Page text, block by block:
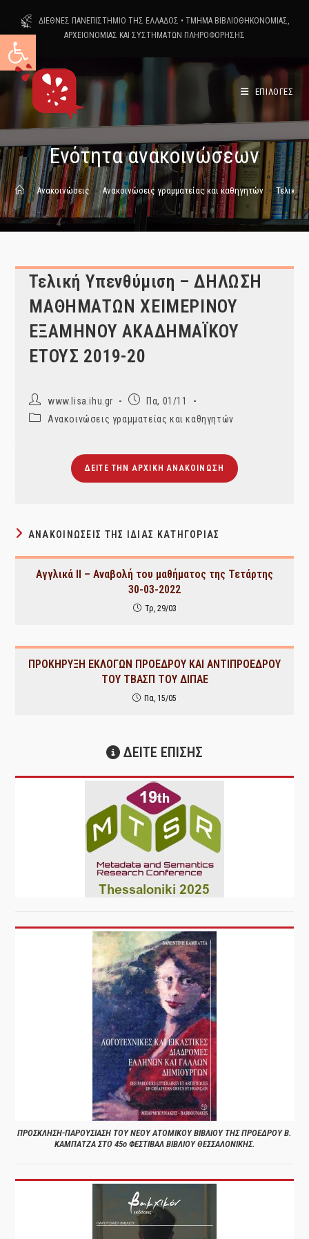
Ανοίξτε τη γραμμή εργαλείων
content
ΔΙΕΘΝΕΣ ΠΑΝΕΠΙΣΤΗΜΙΟ ΤΗΣ ΕΛΛΑΔΟΣ • ΤΜΗΜΑ ΒΙΒΛΙΟΘΗΚΟΝΟΜΙΑΣ,
ΑΡΧΕΙΟΝΟΜΙΑΣ ΚΑΙ ΣΥΣΤΗΜΑΤΩΝ ΠΛΗΡΟΦΟΡΗΣΗΣ
ΕΠΙΛΟΓΕΣ
Ενότητα ανακοινώσεων
> Ανακοινώσεις > Ανακοινώσεις γραμματείας και καθηγητών > Τελική
Τελική Υπενθύμιση – ΔΗΛΩΣΗ
ΜΑΘΗΜΑΤΩΝ ΧΕΙΜΕΡΙΝΟΥ
ΕΞΑΜΗΝΟΥ ΑΚΑΔΗΜΑΪΚΟΥ
ΕΤΟΥΣ 2019-20
Post
author:
www.lisa.ihu.gr
PostΠα, 01/11
PostΑνακοινώσεις γραμματείας και καθηγητών
ΔΕΊΤΕ ΤΗΝ ΑΡΧΙΚΉ ΑΝΑΚΟΊΝΩΣΗ
ΑΝΑΚΟΙΝΏΣΕΙΣ ΤΗΣ ΊΔΙΑΣ ΚΑΤΗΓΟΡΊΑΣ
Αγγλικά ΙΙ – Αναβολή του μαθήματος της Τετάρτης
30-03-2022
Τρ, 29/03
ΠΡΟΚΗΡΥΞΗ ΕΚΛΟΓΩΝ ΠΡΟΕΔΡΟΥ ΚΑΙ ΑΝΤΙΠΡΟΕΔΡΟΥ
ΤΟΥ ΤΒΑΣΠ ΤΟΥ ΔΙΠΑΕ
Πα, 15/05
ΔΕΙΤΕ ΕΠΙΣΗΣ
ΠΡΟΣΚΛΗΣΗ-ΠΑΡΟΥΣΙΑΣΗ ΤΟΥ ΝΕΟΥ ΑΤΟΜΙΚΟΥ ΒΙΒΛΙΟΥ ΤΗΣ ΠΡΟΕΔΡΟΥ Β.
ΚΑΜΠΑΤΖΑ ΣΤΟ 45ο ΦΕΣΤΙΒΑΛ ΒΙΒΛΙΟΥ ΘΕΣΣΑΛΟΝΙΚΗΣ.